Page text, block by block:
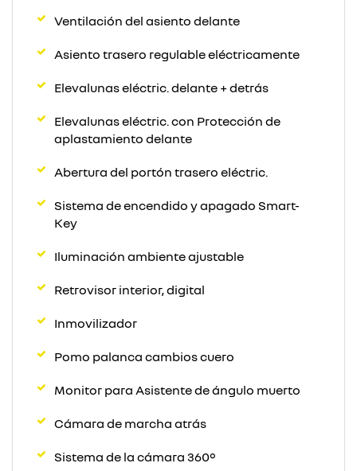
Ventilación del asiento delante
Asiento trasero regulable eléctricamente
Elevalunas eléctric. delante + detrás
Elevalunas eléctric. con Protección de
aplastamiento delante
Abertura del portón trasero eléctric.
Sistema de encendido y apagado Smart-
Key
Iluminación ambiente ajustable
Retrovisor interior, digital
Inmovilizador
Pomo palanca cambios cuero
Monitor para Asistente de ángulo muerto
Cámara de marcha atrás
Sistema de la cámara 360°